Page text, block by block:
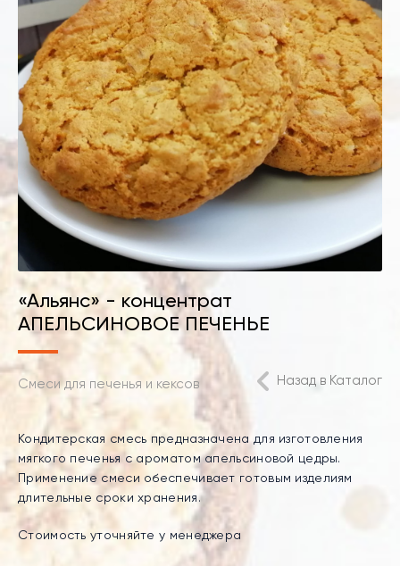
«Альянс» - концентрат
АПЕЛЬСИНОВОЕ ПЕЧЕНЬЕ
Смеси для печенья и кексов Назад в Каталог
Кондитерская смесь предназначена для изготовления
мягкого печенья с ароматом апельсиновой цедры.
Применение смеси обеспечивает готовым изделиям
длительные сроки хранения.
Стоимость уточняйте у менеджера